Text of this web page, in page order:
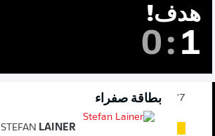
هدف!
0: 1
7' بطاقة صفراء
STEFAN LAINER